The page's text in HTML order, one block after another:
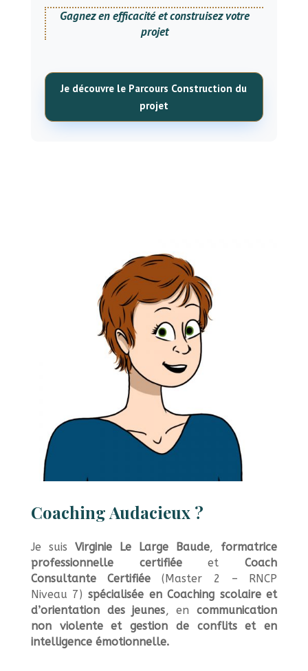
Gagnez en efficacité et construisez votre
projet
Je découvre le Parcours Construction du
projet
Coaching Audacieux ?
Je suis Virginie Le Large Baude, formatrice
professionnelle certifiéeetCoach
Consultante Certifiée (Master 2 – RNCP
Niveau 7) spécialisée en Coaching scolaire et
d’orientation des jeunes, encommunication
non violente et gestion de conflits et en
intelligence émotionnelle.